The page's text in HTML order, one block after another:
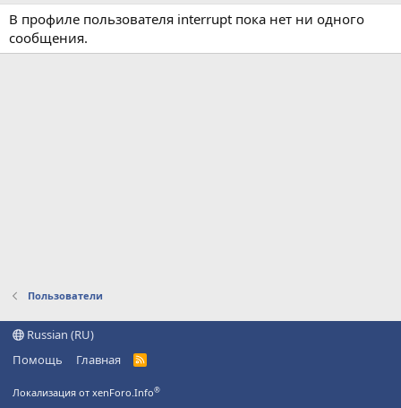
В профиле пользователя interrupt пока нет ни одного
сообщения.
Пользователи
Russian (RU)
Помощь
Главная
R
Локализация от xenForo.Info®